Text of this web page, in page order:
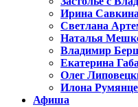
Ирина
Светлана
Наталья
Владимир
Екатерина
Олег
Илона
Афиша